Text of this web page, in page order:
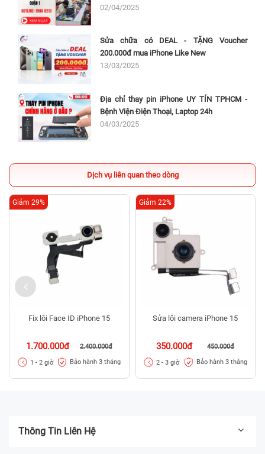
02/04/2025
Sửa chữa có DEAL - TẶNG Voucher
200.000đ mua iPhone Like New
13/03/2025
Địa chỉ thay pin iPhone UY TÍN TPHCM -
Bệnh Viện Điện Thoại, Laptop 24h
04/03/2025
Dịch vụ liên quan theo dòng
Fix lỗi Face ID iPhone 15
1.700.000đ 2.400.000đ
Giảm 29%
1 - 2 giờ Bảo hành 3 tháng
Sửa lỗi camera iPhone 15
350.000đ 450.000đ
Giảm 22%
2 - 3 giờ Bảo hành 3 tháng
Thông Tin Liên Hệ